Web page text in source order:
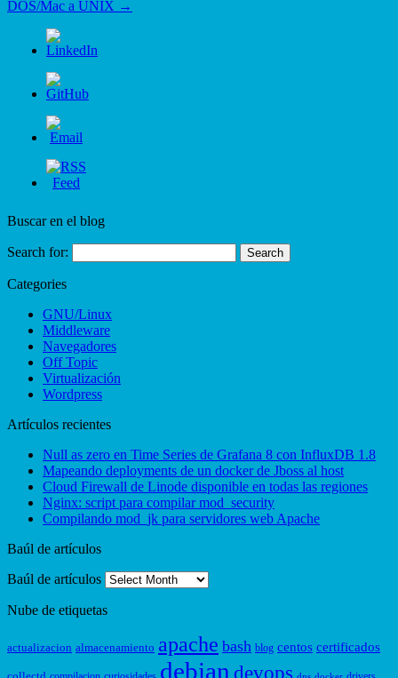
DOS/Mac a UNIX →
Buscar en el blog
Search for:
Categories
GNU/Linux
Middleware
Navegadores
Off Topic
Virtualización
Wordpress
Artículos recientes
Null as zero en Time Series de Grafana 8 con InfluxDB 1.8
Mapeando deployments de un docker de Jboss al host
Cloud Firewall de Linode disponible en todas las regiones
Nginx: script para compilar mod_security
Compilando mod_jk para servidores web Apache
Baúl de artículos
Baúl de artículos
Nube de etiquetas
actualizacion almacenamiento apache bash blog centos certificados
debian devops